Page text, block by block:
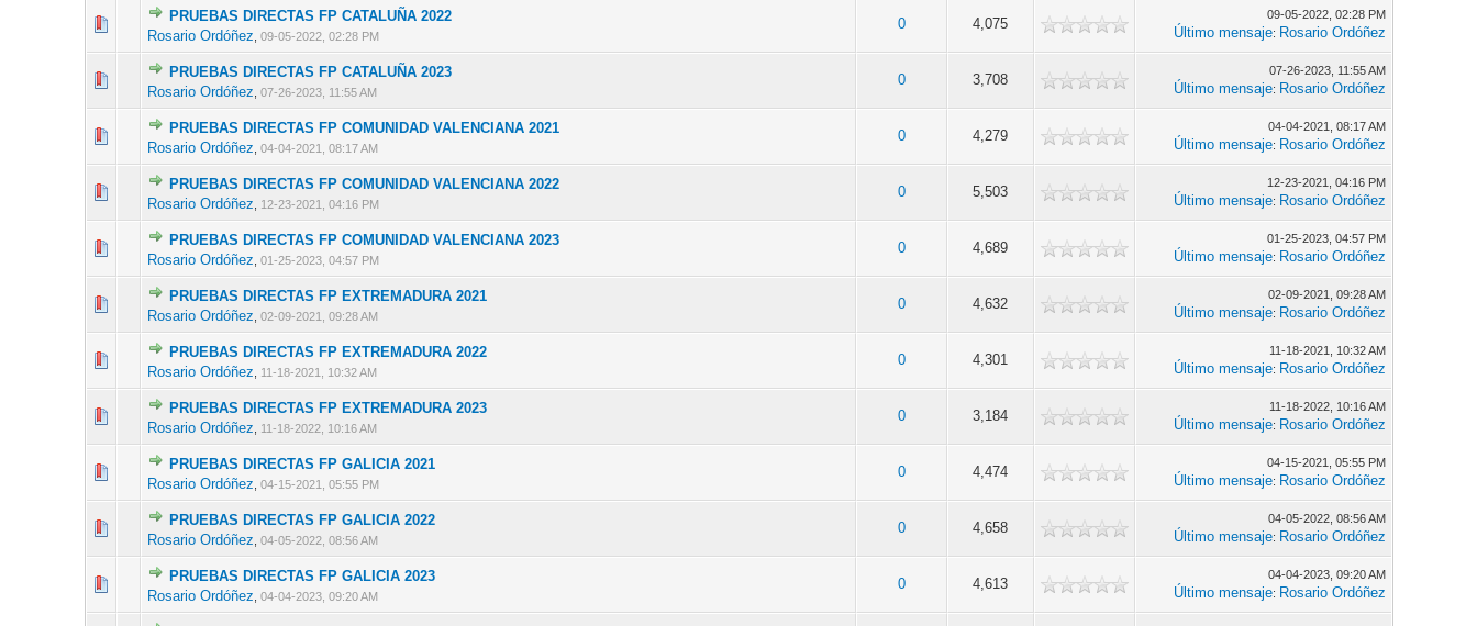
PRUEBAS DIRECTAS FP CATALUÑA 2022
Rosario Ordóñez 09-05-2022, 02:28 PM
0 4,075
0 voto(s) - Media 0 de 5
09-05-2022, 02:28 PM
Último mensaje: Rosario Ordóñez
PRUEBAS DIRECTAS FP CATALUÑA 2023
Rosario Ordóñez 07-26-2023, 11:55 AM
0 3,708
0 voto(s) - Media 0 de 5
07-26-2023, 11:55 AM
Último mensaje: Rosario Ordóñez
PRUEBAS DIRECTAS FP COMUNIDAD VALENCIANA 2021
Rosario Ordóñez 04-04-2021, 08:17 AM
0 4,279
0 voto(s) - Media 0 de 5
12345
04-04-2021, 08:17 AM
Último mensaje: Rosario Ordóñez
PRUEBAS DIRECTAS FP COMUNIDAD VALENCIANA 2022
Rosario Ordóñez
12-23-2021, 04:16 PM
0 5,503
0 voto(s) - Media 0 de 5
12345
12-23-2021, 04:16 PM
Último mensaje: Rosario Ordóñez
PRUEBAS DIRECTAS FP COMUNIDAD VALENCIANA 2023
Rosario Ordóñez 01-25-2023, 04:57 PM
0 4,689
0 voto(s) - Media 0 de 5
12345
01-25-2023, 04:57 PM
Último mensaje: Rosario Ordóñez
PRUEBAS DIRECTAS FP EXTREMADURA 2021
Rosario Ordóñez 02-09-2021, 09:28 AM
0 4,632
0 voto(s) - Media 0 de 5
02-09-2021, 09:28 AM
Último mensaje: Rosario Ordóñez
PRUEBAS DIRECTAS FP EXTREMADURA 2022
Rosario Ordóñez
11-18-2021, 10:32 AM
0 4,301
0 voto(s) - Media 0 de 5
11-18-2021, 10:32 AM
Último mensaje: Rosario Ordóñez
PRUEBAS DIRECTAS FP EXTREMADURA 2023
Rosario Ordóñez
11-18-2022, 10:16 AM
0 3,184
0 voto(s) - Media 0 de 5
11-18-2022, 10:16 AM
Último mensaje: Rosario Ordóñez
PRUEBAS DIRECTAS FP GALICIA 2021
Rosario Ordóñez 04-15-2021, 05:55 PM
0 4,474
0 voto(s) - Media 0 de 5
04-15-2021, 05:55 PM
Último mensaje: Rosario Ordóñez
PRUEBAS DIRECTAS FP GALICIA 2022
Rosario Ordóñez 04-05-2022, 08:56 AM
0 4,658
0 voto(s) - Media 0 de 5
04-05-2022, 08:56 AM
Último mensaje: Rosario Ordóñez
PRUEBAS DIRECTAS FP GALICIA 2023
Rosario Ordóñez 04-04-2023, 09:20 AM
0 4,613
0 voto(s) - Media 0 de 5
04-04-2023, 09:20 AM
Último mensaje: Rosario Ordóñez